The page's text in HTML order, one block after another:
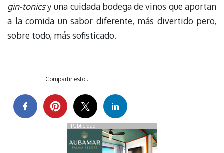
gin-tonicsy una cuidada bodega de vinos que aportan
a la comida un sabor diferente, más divertido pero,
sobre todo, más sofisticado.
Compartir esto...
Publicidad